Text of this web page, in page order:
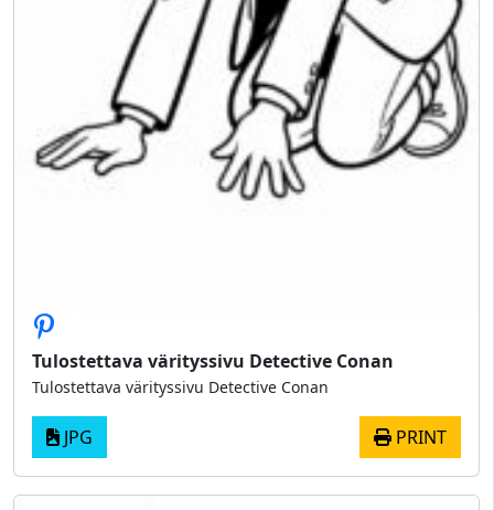
Tulostettava värityssivu Detective Conan
Tulostettava värityssivu Detective Conan
JPG PRINT